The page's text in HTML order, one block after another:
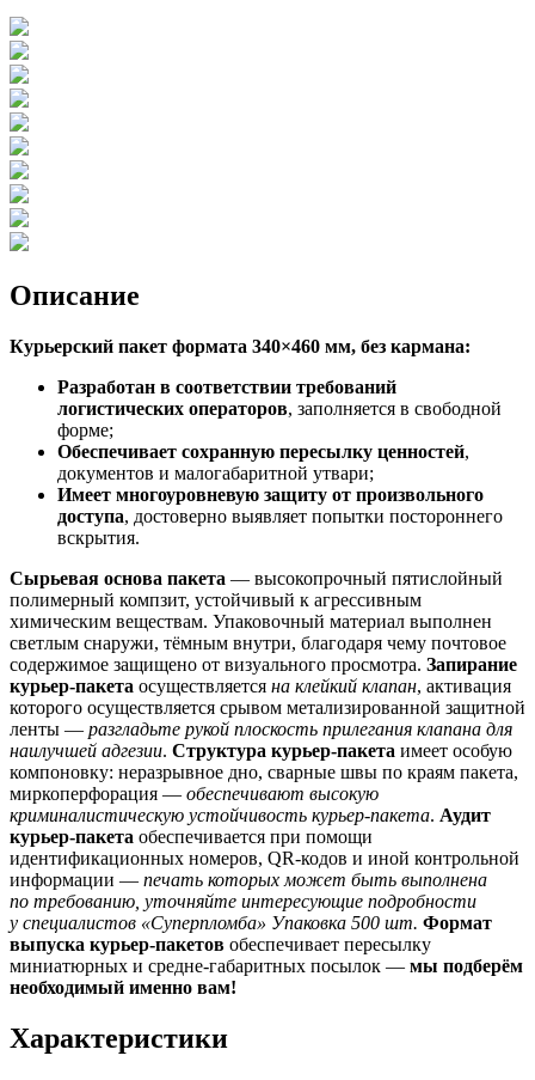
Описание
Курьерский пакет формата 340×460 мм, без кармана:
Разработан в соответствии требований
логистических операторов, заполняется в свободной
форме;
Обеспечивает сохранную пересылку ценностей,
документов и малогабаритной утвари;
Имеет многоуровневую защиту от произвольного
доступа, достоверно выявляет попытки постороннего
вскрытия.
Сырьевая основа пакета — высокопрочный пятислойный
полимерный компзит, устойчивый к агрессивным
химическим веществам. Упаковочный материал выполнен
светлым снаружи, тёмным внутри, благодаря чему почтовое
содержимое защищено от визуального просмотра. Запирание
курьер-пакета осуществляется на клейкий клапан, активация
которого осуществляется срывом метализированной защитной
ленты — разгладьте рукой плоскость прилегания клапана для
наилучшей адгезии. Структура курьер-пакета имеет особую
компоновку: неразрывное дно, сварные швы по краям пакета,
миркоперфорация — обеспечивают высокую
криминалистическую устойчивость курьер-пакета. Аудит
курьер-пакета обеспечивается при помощи
идентификационных номеров, QR-кодов и иной контрольной
информации — печать которых может быть выполнена
по требованию, уточняйте интересующие подробности
у специалистов «Суперпломба» Упаковка 500 шт. Формат
выпуска курьер-пакетов обеспечивает пересылку
миниатюрных и средне-габаритных посылок — мы подберём
необходимый именно вам!
Характеристики